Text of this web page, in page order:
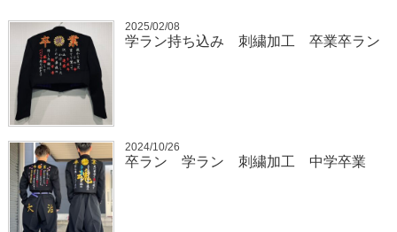
2025/02/08
学ラン持ち込み 刺繍加工 卒業卒ラン
2024/10/26
卒ラン 学ラン 刺繍加工 中学卒業